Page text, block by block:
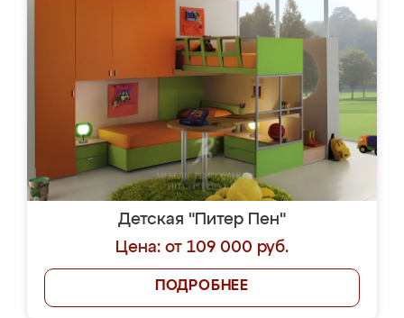
Детская "Питер Пен"
Цена: от 109 000 руб.
ПОДРОБНЕЕ